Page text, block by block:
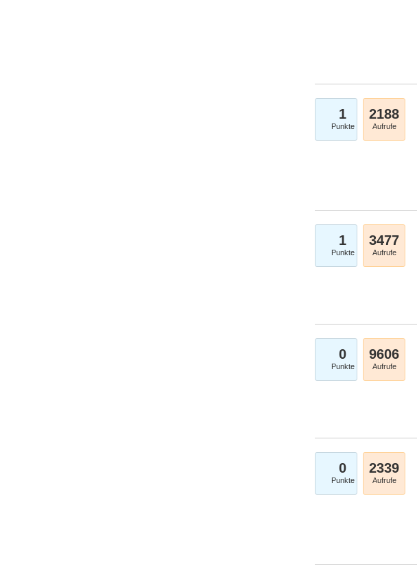
1
Punkte
2188
Aufrufe
1
Punkte
3477
Aufrufe
0
Punkte
9606
Aufrufe
0
Punkte
2339
Aufrufe